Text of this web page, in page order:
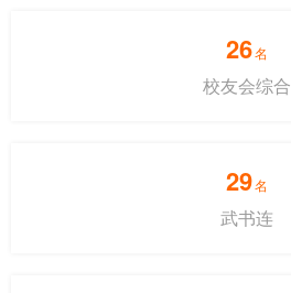
26名
校友会综合
29名
武书连